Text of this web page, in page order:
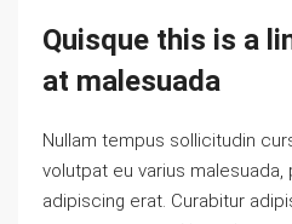
Quisque this is a
at malesuada
Nullam tempus sollicitudin
volutpat eu varius malesuada,
adipiscing erat. Curabitur